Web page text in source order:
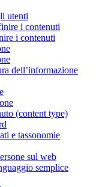
utenti
i contenuti
i contenuti
dell’informazione
(content type)
e tassonomie
sul web
semplice